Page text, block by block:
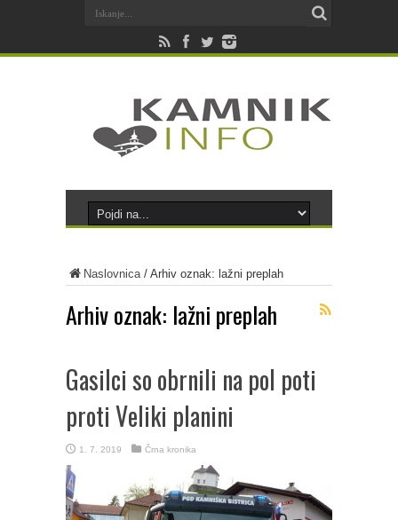
Naslovnica/ Arhiv oznak: lažni preplah
Arhiv oznak: lažni preplah
Gasilci so obrnili na pol poti
proti Veliki planini
1. 7. 2019 Črna kronika